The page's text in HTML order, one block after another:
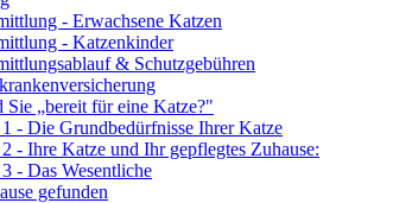
- Erwachsene Katzen
- Katzenkinder
& Schutzgebühren
Sie „bereit für eine Katze?"
- Die Grundbedürfnisse Ihrer Katze
- Ihre Katze und Ihr gepflegtes Zuhause:
- Das Wesentliche
gefunden